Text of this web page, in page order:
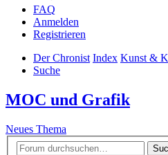
FAQ
Anmelden
Registrieren
Der Chronist Index Kunst &
Suche
MOC und Grafik
Neues Thema